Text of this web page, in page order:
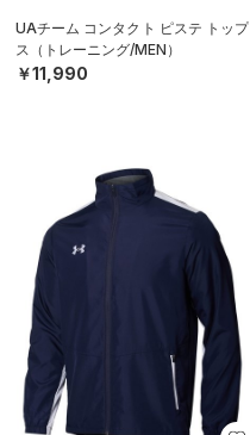
UAチーム コンタクト ピステ トップ
ス（トレーニング/MEN）
￥11,990